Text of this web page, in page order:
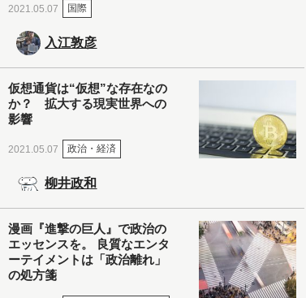
2021.05.07 国際
入江敦彦
仮想通貨は“仮想”な存在なの
か？ 拡大する現実世界への
影響
2021.05.07 政治・経済
柳井政和
漫画『進撃の巨人』で政治の
エッセンスを。 良質なエンタ
ーテイメントは「政治離れ」
の処方箋